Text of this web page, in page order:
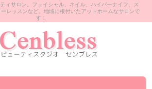
ィサロン。フェイシャル、ネイル、ハイパーナイフ、ス
レッスンなど。地域に根付いたアットホームなサロンで
す！